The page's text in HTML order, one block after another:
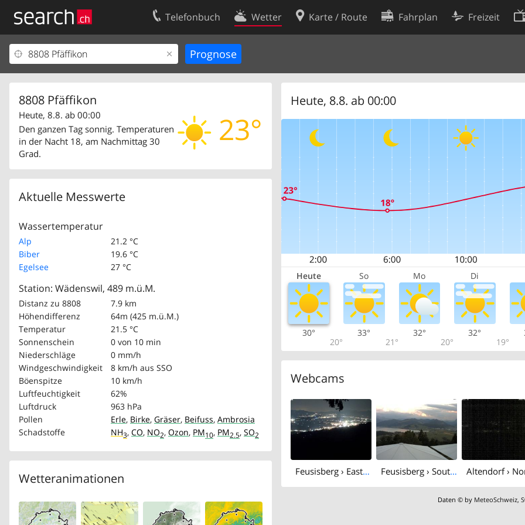
Telefonbuch Wetter Karte / Route Fahrplan Freizeit
8808 Pfäffikon
23°
Heute, 8.8. ab 00:00
Den ganzen Tag sonnig. Temperaturen
in der Nacht 18, am Nachmittag 30
Grad.
Aktuelle Messwerte
Wassertemperatur
Alp
21.2 °C
Biber
19.6 °C
Egelsee
27 °C
Station: Wädenswil, 489 m.ü.M.
Distanz zu 8808
7.9 km
Höhendifferenz
64m (425 m.ü.M.)
Temperatur
21.5 °C
Sonnenschein
0 von 10 min
Niederschläge
0 mm/h
Windgeschwindigkeit
8 km/h aus SSO
Böenspitze
10 km/h
Luftfeuchtigkeit
62%
Luftdruck
963 hPa
Pollen
Erle, Birke, Gräser, Beifuss, Ambrosia
Schadstoffe
NH3, CO, NO2, Ozon, PM10, PM2.5, SO2
Wetteranimationen
Heute, 8.8. ab 00:00
Heute So Mo Di
30°
20°
33°
21°
32°
20°
32°
19°
Webcams
Feusisberg › East: Lake Zurich Feusisberg › South: Sihlsee
Daten © by MeteoSchweiz,
Ihr Eintrag
Kundencenter Geschäftskunden
Impressum
Kontakt
Nutzungsbedingungen
Cookie-Einstellungen